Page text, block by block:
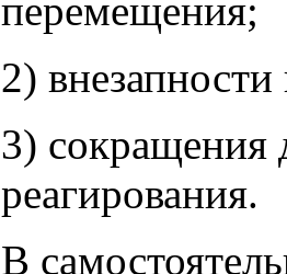
перемещения;
2)
3) сокращения
реагирования.
В